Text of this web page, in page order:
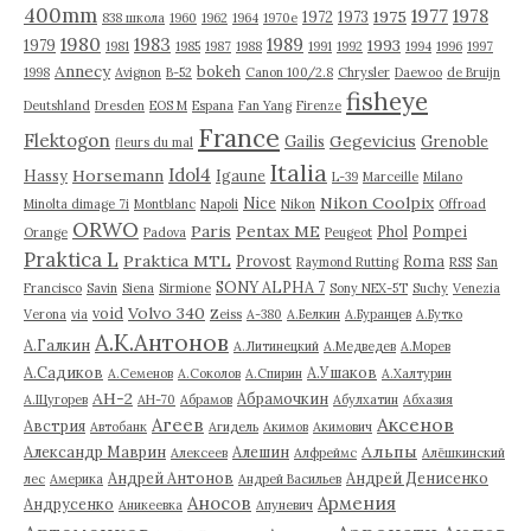
400mm 838 школа 1960 1962 1964 1970е 1972 1973 1975 1977 1978
1979 1980 1981 1983 1985 1987 1988 1989 1991 1992 1993 1994 1996 1997
1998 Annecy Avignon B-52 bokeh Canon 100/2.8 Chrysler Daewoo de Bruijn
Deutshland Dresden EOS M Espana Fan Yang Firenze fisheye
Flektogon fleurs du mal France Gailis Gegevicius Grenoble
Hassy Horsemann Idol4 Igaune Italia L-39 Marceille Milano
Minolta dimage 7i Montblanc Napoli Nice Nikon Nikon Coolpix Offroad
Orange ORWO Padova Paris Pentax ME Peugeot Phol Pompei
Praktica L Praktica MTL Provost Raymond Rutting Roma RSS San
Francisco Savin Siena Sirmione SONY ALPHA 7 Sony NEX-5T Suchy Venezia
Verona via void Volvo 340 Zeiss А-380 А.Белкин А.Буранцев А.Бутко
А.Галкин А.К.Антонов А.Литинецкий А.Медведев А.Морев
А.Садиков А.Семенов А.Соколов А.Спирин А.Ушаков А.Халтурин
А.Щугорев АН-2 АН-70 Абрамов Абрамочкин Абулхатин Абхазия
Австрия Автобанк Агеев Агидель Акимов Акимович Аксенов
Александр Маврин Алексеев Алешин Алфреймс Альпы Алёшкинский
лес Америка Андрей Антонов Андрей Васильев Андрей Денисенко
Андрусенко Аникеевка Аносов Апуневич Армения